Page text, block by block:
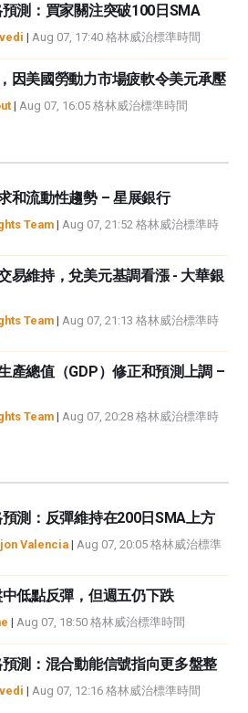
測：買家關注突破100日SMA
| Aug 07, 17:40 格林威治標準時間
因美國勞動力市場疲軟令美元承壓
| Aug 07, 16:05 格林威治標準時間
和流動性趨勢 – 星展銀行
Team | Aug 07, 21:52 格林威治標準時
易維持，兌美元基調看漲 - 大華銀
Team | Aug 07, 21:13 格林威治標準時
產總值（GDP）修正和預測上調 –
Team | Aug 07, 20:28 格林威治標準時
測：反彈維持在200日SMA上方
Valencia | Aug 07, 20:05 格林威治標準
低點反彈，但週五仍下跌
| Aug 07, 18:50 格林威治標準時間
測：混合動能信號指向更多盤整
| Aug 07, 12:16 格林威治標準時間